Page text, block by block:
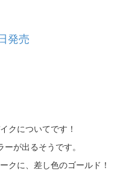
発売
クについてです！
が出るそうです。
クに、差し色のゴールド！